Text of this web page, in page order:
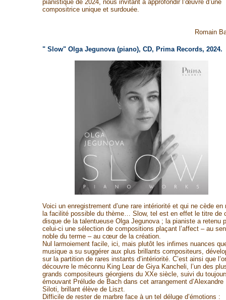
pianistique de 2024, nous invitant à approfondir l’œuvre d’une
compositrice unique et surdouée.
Romain
" Slow" Olga Jegunova (piano), CD, Prima Records, 2024.
Voici un enregistrement d’une rare intériorité et qui ne cède en
la facilité possible du thème… Slow, tel est en effet le titre de
disque de la talentueuse Olga Jegunova ; la pianiste a retenu
celui-ci une sélection de compositions plaçant l’affect – au
noble du terme – au cœur de la création.
Nul larmoiement facile, ici, mais plutôt les infimes nuances
musique a su suggérer aux plus brillants compositeurs,
sur la partition de rares instants d’intériorité. C’est ainsi que
découvre le méconnu King Lear de Giya Kancheli, l’un des
grands compositeurs géorgiens du XXe siècle, suivi du
émouvant Prélude de Bach dans cet arrangement d’Alexandre
Siloti, brillant élève de Liszt.
Difficile de rester de marbre face à un tel déluge d’émotions :